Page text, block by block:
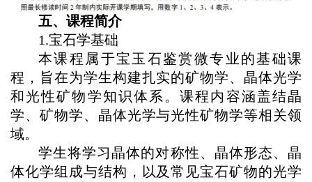
五、课程简介
1.宝石学基础
本课程属于宝玉石鉴赏微专业的基础课
程，旨在为学生构建扎实的矿物学、晶体光学
和光性矿物学知识体系。课程内容涵盖结晶
学、矿物学、晶体光学与光性矿物学等相关领
域。
学生将学习晶体的对称性、晶体形态、晶
体化学组成与结构，以及常见宝石矿物的光学